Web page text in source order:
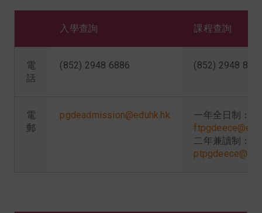
入學查詢 課程查詢
電
話
(852) 2948 6886 (852) 2948
電
郵
pgdeadmission@eduhk.hk
一年全日制：
二年兼讀制：